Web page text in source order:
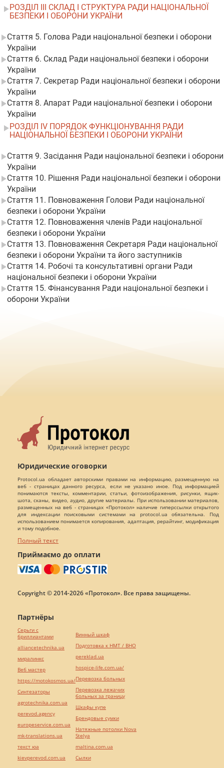
РОЗДІЛ III СКЛАД І СТРУКТУРА РАДИ НАЦІОНАЛЬНОЇ
БЕЗПЕКИ І ОБОРОНИ УКРАЇНИ
Стаття 5. Голова Ради національної безпеки і оборони
України
Стаття 6. Склад Ради національної безпеки і оборони
України
Стаття 7. Секретар Ради національної безпеки і оборони
України
Стаття 8. Апарат Ради національної безпеки і оборони
України
РОЗДІЛ IV ПОРЯДОК ФУНКЦІОНУВАННЯ РАДИ
НАЦІОНАЛЬНОЇ БЕЗПЕКИ І ОБОРОНИ УКРАЇНИ
Стаття 9. Засідання Ради національної безпеки і оборони
України
Стаття 10. Рішення Ради національної безпеки і оборони
України
Стаття 11. Повноваження Голови Ради національної
безпеки і оборони України
Стаття 12. Повноваження членів Ради національної
безпеки і оборони України
Стаття 13. Повноваження Секретаря Ради національної
безпеки і оборони України та його заступників
Стаття 14. Робочі та консультативні органи Ради
національної безпеки і оборони України
Стаття 15. Фінансування Ради національної безпеки і
оборони України
Юридические оговорки
Protocol.ua обладает авторскими правами на информацию, размещенную на
веб - страницах данного ресурса, если не указано иное. Под информацией
понимаются тексты, комментарии, статьи, фотоизображения, рисунки, ящик-
шота, сканы, видео, аудио, другие материалы. При использовании материалов,
размещенных на веб - страницах «Протокол» наличие гиперссылки открытого
для индексации поисковыми системами на protocol.ua обязательна. Под
использованием понимается копирования, адаптация, рерайтинг, модификация
и тому подобное.
Полный текст
Приймаємо до оплати
Copyright © 2014-2026 «Протокол». Все права защищены.
Партнёры
Серьги с
бриллиантами
alliancetechnika.ua
миралинкс
Веб мастер
https://motokosmos.ua/
Синтезаторы
agrotechnika.com.ua
perevod.agency
europeservice.com.ua
mk-translations.ua
текст юа
kievperevod.com.ua
Винный шкаф
Подготовка к НМТ / ВНО
pereklad.ua
hospice-life.com.ua/
Перевозка больных
Перевозка лежачих
больных за границу
Шкафы купе
Брендовые сумки
Натяжные потолки Nova
Stelya
maltina.com.ua
Cылки